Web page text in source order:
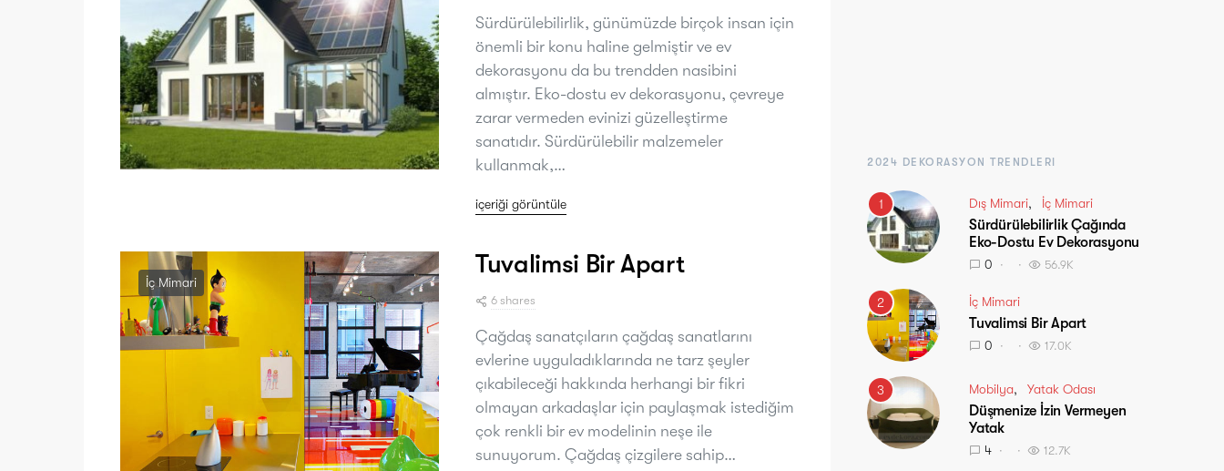
Sürdürülebilirlik, günümüzde birçok insan için
önemli bir konu haline gelmiştir ve ev
dekorasyonu da bu trendden nasibini
almıştır. Eko-dostu ev dekorasyonu, çevreye
zarar vermeden evinizi güzelleştirme
sanatıdır. Sürdürülebilir malzemeler
kullanmak,…
içeriği görüntüle
İç Mimari
Tuvalimsi Bir Apart
6 shares
Çağdaş sanatçıların çağdaş sanatlarını
evlerine uyguladıklarında ne tarz şeyler
çıkabileceği hakkında herhangi bir fikri
olmayan arkadaşlar için paylaşmak istediğim
çok renkli bir ev modelinin neşe ile
sunuyorum. Çağdaş çizgilere sahip…
2024 DEKORASYON TRENDLERI
1 Dış Mimari İç Mimari
Sürdürülebilirlik Çağında
Eko-Dostu Ev Dekorasyonu
0 56.9K
2 İç Mimari
Tuvalimsi Bir Apart
0 17.0K
3 Mobilya Yatak Odası
Düşmenize İzin Vermeyen
Yatak
4 12.7K